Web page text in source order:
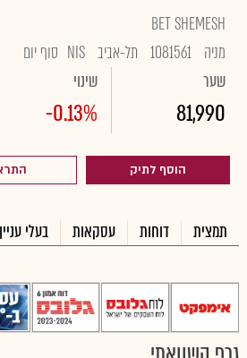
BET SHEMESH
מניה 1081561 תל-אביב NIS סוף יום
שער
81,990
שינוי
-0.13%
הוסף לתיק
תמצית דוחות עסקאות בעלי עניין